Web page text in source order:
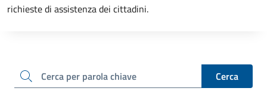
richieste di assistenza dei cittadini.
cerca Cerca